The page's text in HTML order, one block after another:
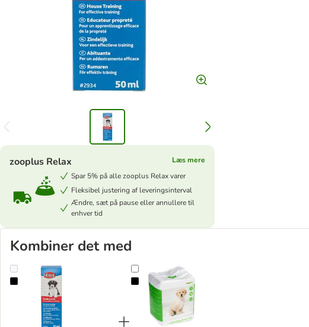
zooplus Relax
Læs mere
Spar 5% på alle zooplus Relax varer
Fleksibel justering af leveringsinterval
Ændre, sæt på pause eller annullere til
enhver tid
Kombiner det med
Trixie Stueren, Dråber zooplus beskyttelsesunderlag til hundehvalpe